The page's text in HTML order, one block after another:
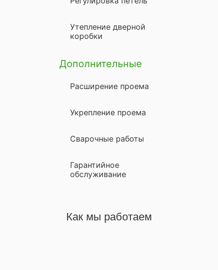
Утепление дверной
коробки
Дополнительные
Расширение проема
Укрепление проема
Сварочные работы
Гарантийное
обслуживание
Как мы работаем